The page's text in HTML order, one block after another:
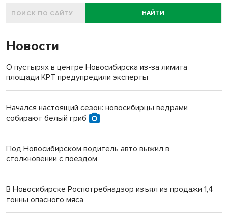
НАЙТИ
Новости
О пустырях в центре Новосибирска из-за лимита
площади КРТ предупредили эксперты
Начался настоящий сезон: новосибирцы ведрами
собирают белый гриб
Под Новосибирском водитель авто выжил в
столкновении с поездом
В Новосибирске Роспотребнадзор изъял из продажи 1,4
тонны опасного мяса